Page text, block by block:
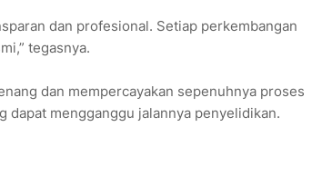
dan profesional. Setiap perkembangan
tegasnya.
dan mempercayakan sepenuhnya proses
dapat mengganggu jalannya penyelidikan.